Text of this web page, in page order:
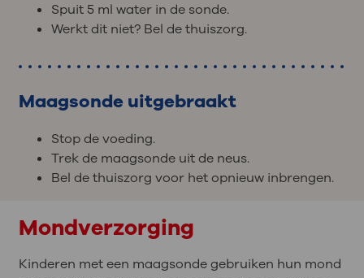
Spuit 5 ml water in de sonde.
Werkt dit niet? Bel de thuiszorg.
Maagsonde uitgebraakt
Stop de voeding.
Trek de maagsonde uit de neus.
Bel de thuiszorg voor het opnieuw inbrengen.
Mondverzorging
Kinderen met een maagsonde gebruiken hun mond